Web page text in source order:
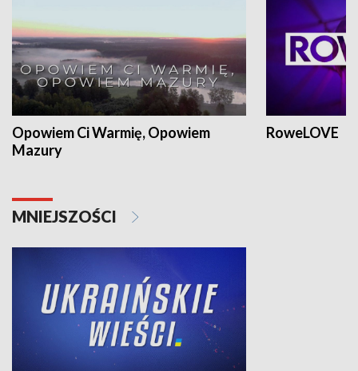
Opowiem Ci Warmię, Opowiem
Mazury
RoweLOVE
MNIEJSZOŚCI